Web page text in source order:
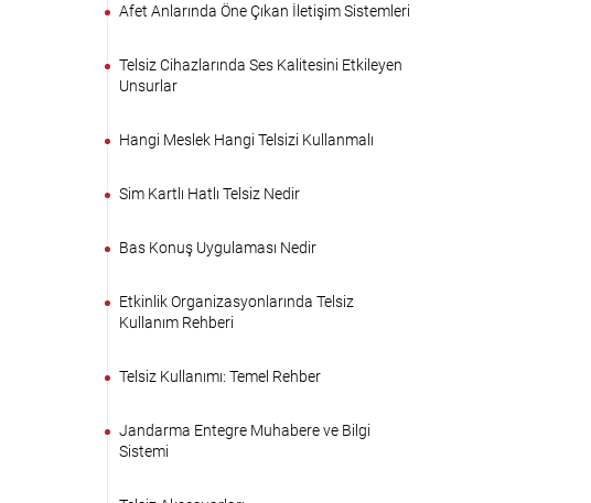
Afet Anlarında Öne Çıkan İletişim Sistemleri
Telsiz Cihazlarında Ses Kalitesini Etkileyen
Unsurlar
Hangi Meslek Hangi Telsizi Kullanmalı
Sim Kartlı Hatlı Telsiz Nedir
Bas Konuş Uygulaması Nedir
Etkinlik Organizasyonlarında Telsiz
Kullanım Rehberi
Telsiz Kullanımı: Temel Rehber
Jandarma Entegre Muhabere ve Bilgi
Sistemi